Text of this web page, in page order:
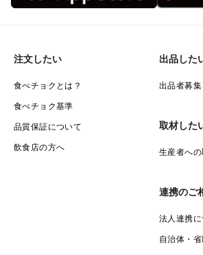
べちゃいました！」という方もいら
Q、このセールはいつまで？？
⇒【数量限定】ですので、現在の在庫
了となります。
Q、なんでそんなに安いの？？
んにくの生産から黒にんにくの製造
注文したい
食べチョクとは？
食べチョク基準
品質保証について
飲食店の方へ
出品した
出品者募集
取材した
生産者へ
連携のご
法人連携に
自治体・